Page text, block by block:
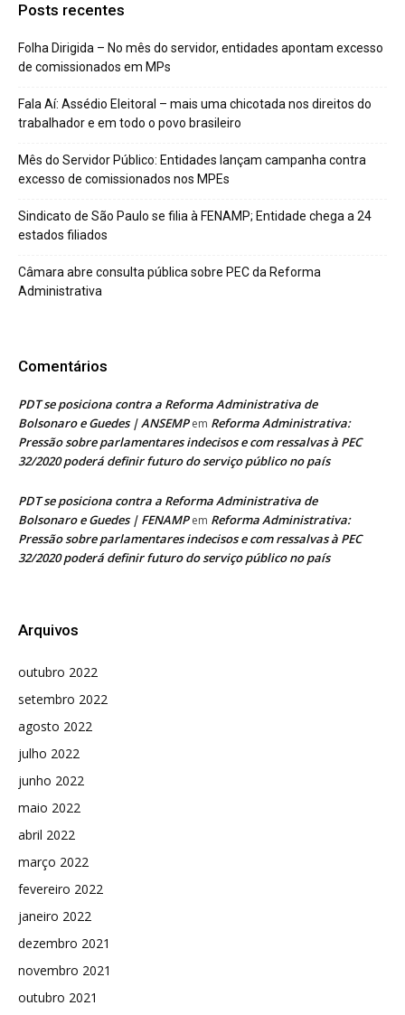
Posts recentes
Folha Dirigida – No mês do servidor, entidades apontam excesso
de comissionados em MPs
Fala Aí: Assédio Eleitoral – mais uma chicotada nos direitos do
trabalhador e em todo o povo brasileiro
Mês do Servidor Público: Entidades lançam campanha contra
excesso de comissionados nos MPEs
Sindicato de São Paulo se filia à FENAMP; Entidade chega a 24
estados filiados
Câmara abre consulta pública sobre PEC da Reforma
Administrativa
Comentários
PDT se posiciona contra a Reforma Administrativa de
Bolsonaro e Guedes | ANSEMPem Reforma Administrativa:
Pressão sobre parlamentares indecisos e com ressalvas à PEC
32/2020 poderá definir futuro do serviço público no país
PDT se posiciona contra a Reforma Administrativa de
Bolsonaro e Guedes | FENAMPem Reforma Administrativa:
Pressão sobre parlamentares indecisos e com ressalvas à PEC
32/2020 poderá definir futuro do serviço público no país
Arquivos
outubro 2022
setembro 2022
agosto 2022
julho 2022
junho 2022
maio 2022
abril 2022
março 2022
fevereiro 2022
janeiro 2022
dezembro 2021
novembro 2021
outubro 2021